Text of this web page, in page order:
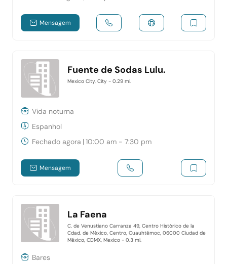
Mensagem
Fuente de Sodas Lulu.
Mexico City, City - 0.29 mi.
Vida noturna
Espanhol
Fechado agora |10:00 am - 7:30 pm
Mensagem
La Faena
C. de Venustiano Carranza 49, Centro Histórico de la
Cdad. de México, Centro, Cuauhtémoc, 06000 Ciudad de
México, CDMX, Mexico - 0.3 mi.
Bares